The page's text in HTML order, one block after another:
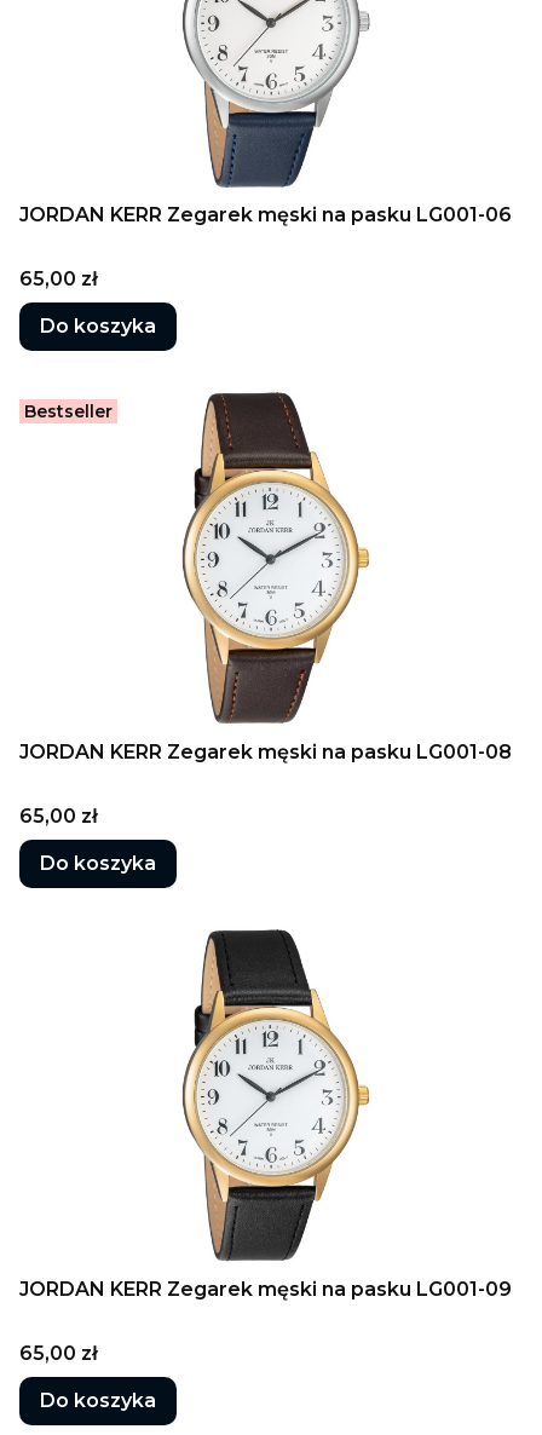
JORDAN KERR Zegarek męski na pasku LG001-06
Cena
65,00 zł
Do koszyka
Bestseller
JORDAN KERR Zegarek męski na pasku LG001-08
Cena
65,00 zł
Do koszyka
JORDAN KERR Zegarek męski na pasku LG001-09
Cena
65,00 zł
Do koszyka